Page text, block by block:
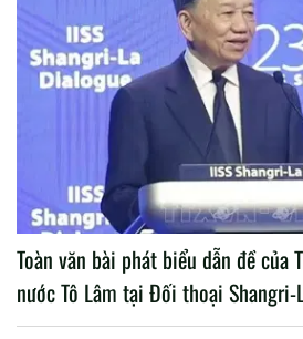
Toàn văn bài phát biểu dẫn đề của
nước Tô Lâm tại Đối thoại